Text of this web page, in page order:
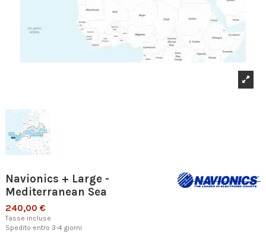
Navionics + Large -
Mediterranean Sea
240,00 €
Tasse incluse
Spedito entro 3-4 giorni